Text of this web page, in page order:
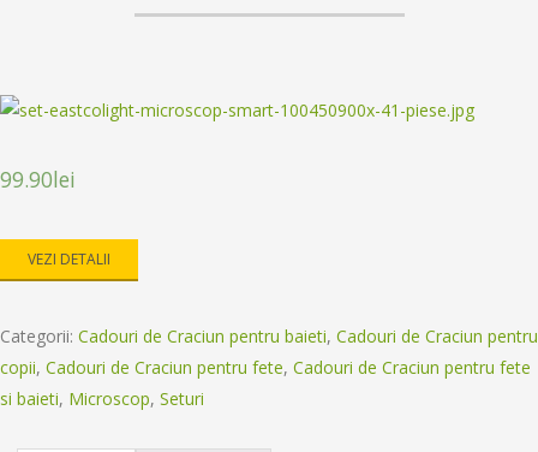
99.90lei
VEZI DETALII
Categorii: Cadouri de Craciun pentru baieti, Cadouri de Craciun pentru
copii, Cadouri de Craciun pentru fete, Cadouri de Craciun pentru fete
si baieti, Microscop, Seturi